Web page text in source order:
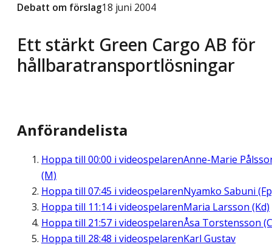
Ett stärkt Green Cargo AB för
hållbaratransportlösningar
Debatt om förslag18 juni 2004
Anförandelista
Hoppa till 00:00 i videospelarenAnne-Marie
(M)
Hoppa till 07:45 i videospelarenNyamko Sabuni
Hoppa till 11:14i videospelarenMaria Larsson (Kd)
Hoppa till 21:57 i videospelarenÅsa Torstensson
Hoppa till 28:48 i videospelarenKarl Gustav